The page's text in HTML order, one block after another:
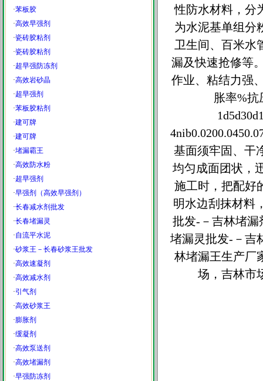
·苯板胶
·高效早强剂
·瓷砖胶粘剂
·瓷砖胶粘剂
·超早强防冻剂
·高效岩砂晶
·超早强剂
·苯板胶粘剂
·建可牌
·建可牌
·堵漏霸王
·高效防水粉
·超早强剂
·早强剂（高效早强剂）
·长春减水剂批发
·长春堵漏灵
·自流平水泥
·砂浆王－长春砂浆王批发
·高效速凝剂
·高效减水剂
·引气剂
·高效砂浆王
·膨胀剂
·缓凝剂
·高效泵送剂
·高效堵漏剂
·早强防冻剂
性防水材料，分
为水泥基单组分
卫生间、百米水
漏及快速抢修等
作业、粘结力强
胀率%抗
基面须牢固、干
均匀成面团状，
施工时，把配好
明水边刮抹材料
批发-－吉林堵漏
堵漏灵批发-－吉
林堵漏王生产厂
场，吉林市